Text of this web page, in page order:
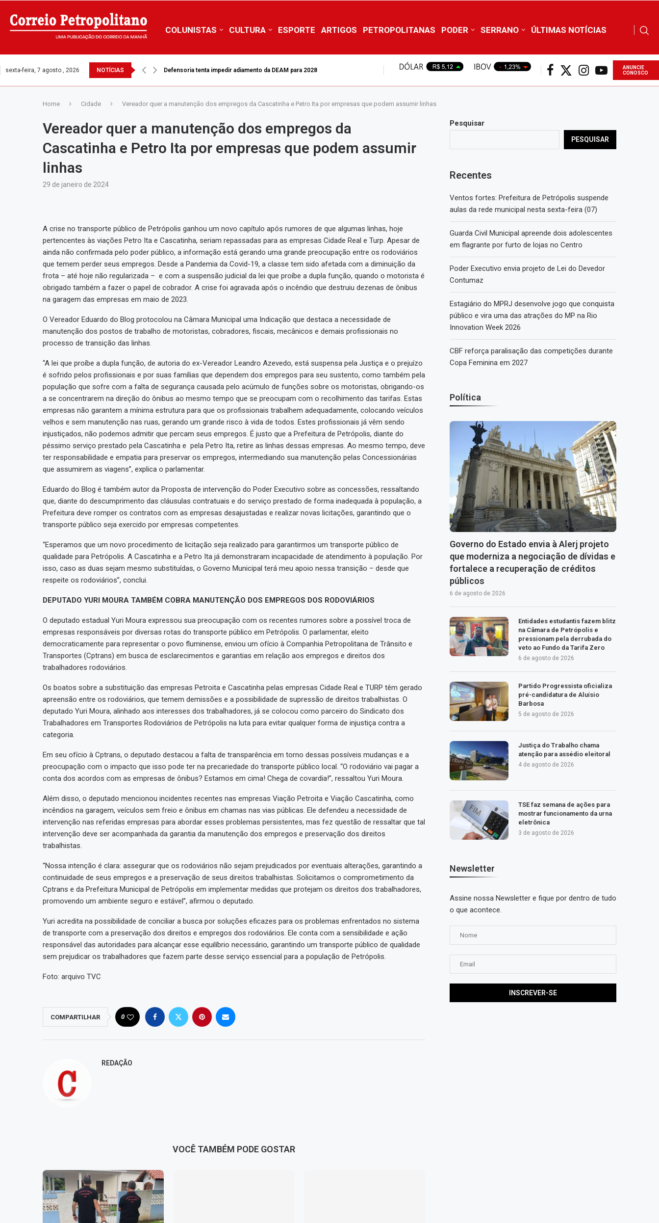
COLUNISTAS CULTURA ESPORTE ARTIGOS PETROPOLITANAS PODER SERRANO ÚLTIMAS NOTÍCIAS
sexta-feira, 7 agosto , 2026 NOTÍCIAS Quase 57 mil pessoas foram mortas no estado do Rio de...
ANUNCIE
CONOSCO
Home Cidade Vereador quer a manutenção dos empregos da Cascatinha e Petro Ita por empresas que podem assumir linhas
Vereador quer a manutenção dos empregos da
Cascatinha e Petro Ita por empresas que podem assumir
linhas
29 de janeiro de 2024
A crise no transporte público de Petrópolis ganhou um novo capítulo após rumores de que algumas linhas, hoje
pertencentes às viações Petro Ita e Cascatinha, seriam repassadas para as empresas Cidade Real e Turp. Apesar de
ainda não confirmada pelo poder público, a informação está gerando uma grande preocupação entre os rodoviários
que temem perder seus empregos. Desde a Pandemia da Covid-19, a classe tem sido afetada com a diminuição da
frota – até hoje não regularizada – e com a suspensão judicial da lei que proíbe a dupla função, quando o motorista é
obrigado também a fazer o papel de cobrador. A crise foi agravada após o incêndio que destruiu dezenas de ônibus
na garagem das empresas em maio de 2023.
O Vereador Eduardo do Blog protocolou na Câmara Municipal uma Indicação que destaca a necessidade de
manutenção dos postos de trabalho de motoristas, cobradores, fiscais, mecânicos e demais profissionais no
processo de transição das linhas.
“A lei que proíbe a dupla função, de autoria do ex-Vereador Leandro Azevedo, está suspensa pela Justiça e o prejuízo
é sofrido pelos profissionais e por suas famílias que dependem dos empregos para seu sustento, como também pela
população que sofre com a falta de segurança causada pelo acúmulo de funções sobre os motoristas, obrigando-os
a se concentrarem na direção do ônibus ao mesmo tempo que se preocupam com o recolhimento das tarifas. Estas
empresas não garantem a mínima estrutura para que os profissionais trabalhem adequadamente, colocando veículos
velhos e sem manutenção nas ruas, gerando um grande risco à vida de todos. Estes profissionais já vêm sendo
injustiçados, não podemos admitir que percam seus empregos. É justo que a Prefeitura de Petrópolis, diante do
péssimo serviço prestado pela Cascatinha e pela Petro Ita, retire as linhas dessas empresas. Ao mesmo tempo, deve
ter responsabilidade e empatia para preservar os empregos, intermediando sua manutenção pelas Concessionárias
que assumirem as viagens”, explica o parlamentar.
Eduardo do Blog é também autor da Proposta de intervenção do Poder Executivo sobre as concessões, ressaltando
que, diante do descumprimento das cláusulas contratuais e do serviço prestado de forma inadequada à população, a
Prefeitura deve romper os contratos com as empresas desajustadas e realizar novas licitações, garantindo que o
transporte público seja exercido por empresas competentes.
“Esperamos que um novo procedimento de licitação seja realizado para garantirmos um transporte público de
qualidade para Petrópolis. A Cascatinha e a Petro Ita já demonstraram incapacidade de atendimento à população. Por
isso, caso as duas sejam mesmo substituídas, o Governo Municipal terá meu apoio nessa transição – desde que
respeite os rodoviários”, conclui.
DEPUTADO YURI MOURA TAMBÉM COBRA MANUTENÇÃO DOS EMPREGOS DOS RODOVIÁRIOS
O deputado estadual Yuri Moura expressou sua preocupação com os recentes rumores sobre a possível troca de
empresas responsáveis por diversas rotas do transporte público em Petrópolis. O parlamentar, eleito
democraticamente para representar o povo fluminense, enviou um ofício à Companhia Petropolitana de Trânsito e
Transportes (Cptrans) em busca de esclarecimentos e garantias em relação aos empregos e direitos dos
trabalhadores rodoviários.
Os boatos sobre a substituição das empresas Petroita e Cascatinha pelas empresas Cidade Real e TURP têm gerado
apreensão entre os rodoviários, que temem demissões e a possibilidade de supressão de direitos trabalhistas. O
deputado Yuri Moura, alinhado aos interesses dos trabalhadores, já se colocou como parceiro do Sindicato dos
Trabalhadores em Transportes Rodoviários de Petrópolis na luta para evitar qualquer forma de injustiça contra a
categoria.
Em seu ofício à Cptrans, o deputado destacou a falta de transparência em torno dessas possíveis mudanças e a
preocupação com o impacto que isso pode ter na precariedade do transporte público local. “O rodoviário vai pagar a
conta dos acordos com as empresas de ônibus? Estamos em cima! Chega de covardia!”, ressaltou Yuri Moura.
Além disso, o deputado mencionou incidentes recentes nas empresas Viação Petroita e Viação Cascatinha, como
incêndios na garagem, veículos sem freio e ônibus em chamas nas vias públicas. Ele defendeu a necessidade de
intervenção nas referidas empresas para abordar esses problemas persistentes, mas fez questão de ressaltar que tal
intervenção deve ser acompanhada da garantia da manutenção dos empregos e preservação dos direitos
trabalhistas.
“Nossa intenção é clara: assegurar que os rodoviários não sejam prejudicados por eventuais alterações, garantindo a
continuidade de seus empregos e a preservação de seus direitos trabalhistas. Solicitamos o comprometimento da
Cptrans e da Prefeitura Municipal de Petrópolis em implementar medidas que protejam os direitos dos trabalhadores,
promovendo um ambiente seguro e estável”, afirmou o deputado.
Yuri acredita na possibilidade de conciliar a busca por soluções eficazes para os problemas enfrentados no sistema
de transporte com a preservação dos direitos e empregos dos rodoviários. Ele conta com a sensibilidade e ação
responsável das autoridades para alcançar esse equilíbrio necessário, garantindo um transporte público de qualidade
sem prejudicar os trabalhadores que fazem parte desse serviço essencial para a população de Petrópolis.
Foto: arquivo TVC
COMPARTILHAR 0
REDAÇÃO
VOCÊ TAMBÉM PODE GOSTAR
Pesquisar
PESQUISAR
Recentes
Ventos fortes: Prefeitura de Petrópolis suspende
aulas da rede municipal nesta sexta-feira (07)
Guarda Civil Municipal apreende dois adolescentes
em flagrante por furto de lojas no Centro
Poder Executivo envia projeto de Lei do Devedor
Contumaz
Estagiário do MPRJ desenvolve jogo que conquista
público e vira uma das atrações do MP na Rio
Innovation Week 2026
CBF reforça paralisação das competições durante
Copa Feminina em 2027
Política
Governo do Estado envia à Alerj projeto
que moderniza a negociação de dívidas e
fortalece a recuperação de créditos
públicos
6 de agosto de 2026
Entidades estudantis fazem blitz
na Câmara de Petrópolis e
pressionam pela derrubada do
veto ao Fundo da Tarifa Zero
6 de agosto de 2026
Partido Progressista oficializa
pré-candidatura de Aluísio
Barbosa
5 de agosto de 2026
Justiça do Trabalho chama
atenção para assédio eleitoral
4 de agosto de 2026
TSE faz semana de ações para
mostrar funcionamento da urna
eletrônica
3 de agosto de 2026
Newsletter
Assine nossa Newsletter e fique por dentro de tudo
o que acontece.